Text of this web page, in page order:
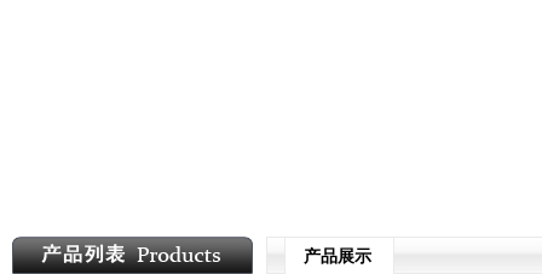
产品展示